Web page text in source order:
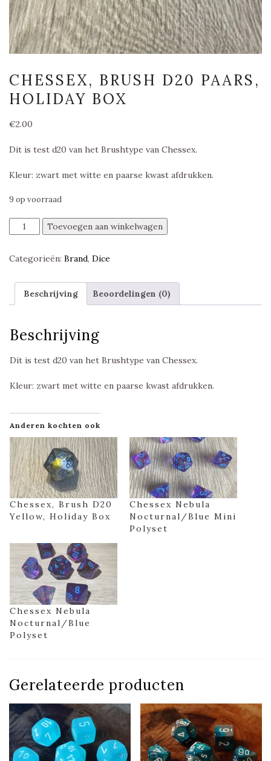
CHESSEX, BRUSH D20 PAARS,
HOLIDAY BOX
€2.00
Dit is test d20 van het Brushtype van Chessex.
Kleur: zwart met witte en paarse kwast afdrukken.
9 op voorraad
Chessex,
Brush
Paars,
Box
aantal
Toevoegen aan winkelwagen
Categorieën: Brand, Dice
Beschrijving Beoordelingen (0)
Beschrijving
Dit is test d20 van het Brushtype van Chessex.
Kleur: zwart met witte en paarse kwast afdrukken.
Anderen kochten ook
Chessex, Brush D20
Yellow, Holiday Box
Chessex Nebula
Nocturnal/Blue Mini
Polyset
Chessex Nebula
Nocturnal/Blue
Polyset
Gerelateerde producten